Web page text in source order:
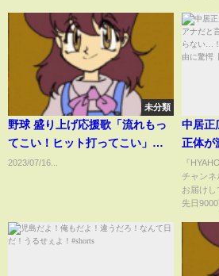
未分類
野球 盛り上げ応援歌「流れもっ
てこい！ヒット打ってこい」
Mrs. GREEN APPLE～ StaRt ブ
2023/07/16...
中居正
正体が
る全
い…！
された
『
チャン
お届けし
先日9000